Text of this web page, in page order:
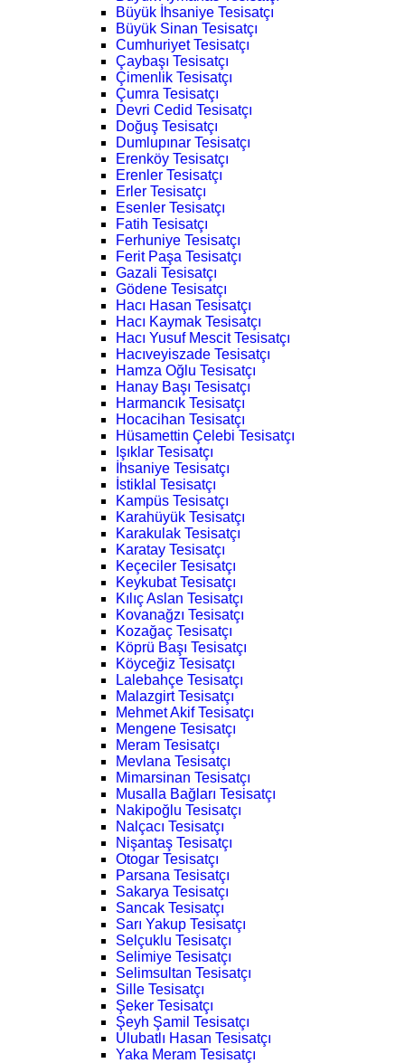
Büyük İhsaniye Tesisatçı
Büyük Sinan Tesisatçı
Cumhuriyet Tesisatçı
Çaybaşı Tesisatçı
Çimenlik Tesisatçı
Çumra Tesisatçı
Devri Cedid Tesisatçı
Doğuş Tesisatçı
Dumlupınar Tesisatçı
Erenköy Tesisatçı
Erenler Tesisatçı
Erler Tesisatçı
Esenler Tesisatçı
Fatih Tesisatçı
Ferhuniye Tesisatçı
Ferit Paşa Tesisatçı
Gazali Tesisatçı
Gödene Tesisatçı
Hacı Hasan Tesisatçı
Hacı Kaymak Tesisatçı
Hacı Yusuf Mescit Tesisatçı
Hacıveyiszade Tesisatçı
Hamza Oğlu Tesisatçı
Hanay Başı Tesisatçı
Harmancık Tesisatçı
Hocacihan Tesisatçı
Hüsamettin Çelebi Tesisatçı
Işıklar Tesisatçı
İhsaniye Tesisatçı
İstiklal Tesisatçı
Kampüs Tesisatçı
Karahüyük Tesisatçı
Karakulak Tesisatçı
Karatay Tesisatçı
Keçeciler Tesisatçı
Keykubat Tesisatçı
Kılıç Aslan Tesisatçı
Kovanağzı Tesisatçı
Kozağaç Tesisatçı
Köprü Başı Tesisatçı
Köyceğiz Tesisatçı
Lalebahçe Tesisatçı
Malazgirt Tesisatçı
Mehmet Akif Tesisatçı
Mengene Tesisatçı
Meram Tesisatçı
Mevlana Tesisatçı
Mimarsinan Tesisatçı
Musalla Bağları Tesisatçı
Nakipoğlu Tesisatçı
Nalçacı Tesisatçı
Nişantaş Tesisatçı
Otogar Tesisatçı
Parsana Tesisatçı
Sakarya Tesisatçı
Sancak Tesisatçı
Sarı Yakup Tesisatçı
Selçuklu Tesisatçı
Selimiye Tesisatçı
Selimsultan Tesisatçı
Sille Tesisatçı
Şeker Tesisatçı
Şeyh Şamil Tesisatçı
Ulubatlı Hasan Tesisatçı
Yaka Meram Tesisatçı